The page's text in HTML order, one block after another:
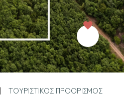
Προσθήκη
στα
ΤΟΥΡΙΣΤΙΚΟΣ ΠΡΟΟΡΙΣΜΟΣ